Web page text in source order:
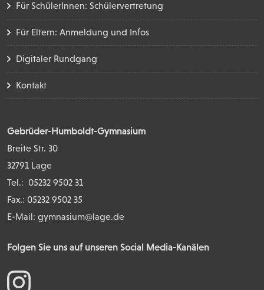
Für SchülerInnen: Schülervertretung
Für Eltern: Anmeldung und Infos
Digitaler Rundgang
Kontakt
Gebrüder-Humboldt-Gymnasium
Breite Str. 30
32791 Lage
Tel.: 05232 9502 31
Fax.: 05232 9502 35
E-Mail: gymnasium@lage.de
Folgen Sie uns auf unseren Social Media-Kanälen